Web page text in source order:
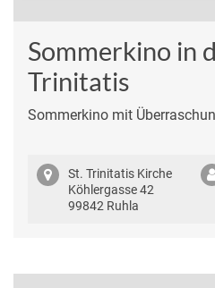
Sommerkino in
Trinitatis
Sommerkino mit
St. Trinitatis Kirche
Köhlergasse 42
99842 Ruhla